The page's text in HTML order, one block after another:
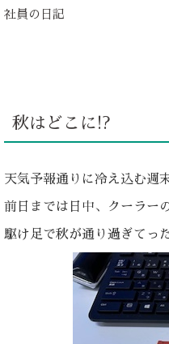
社員の日記
秋はどこに!?
天気予報通りに冷え込む週
前日までは日中、クーラー
駆け足で秋が通り過ぎてっ